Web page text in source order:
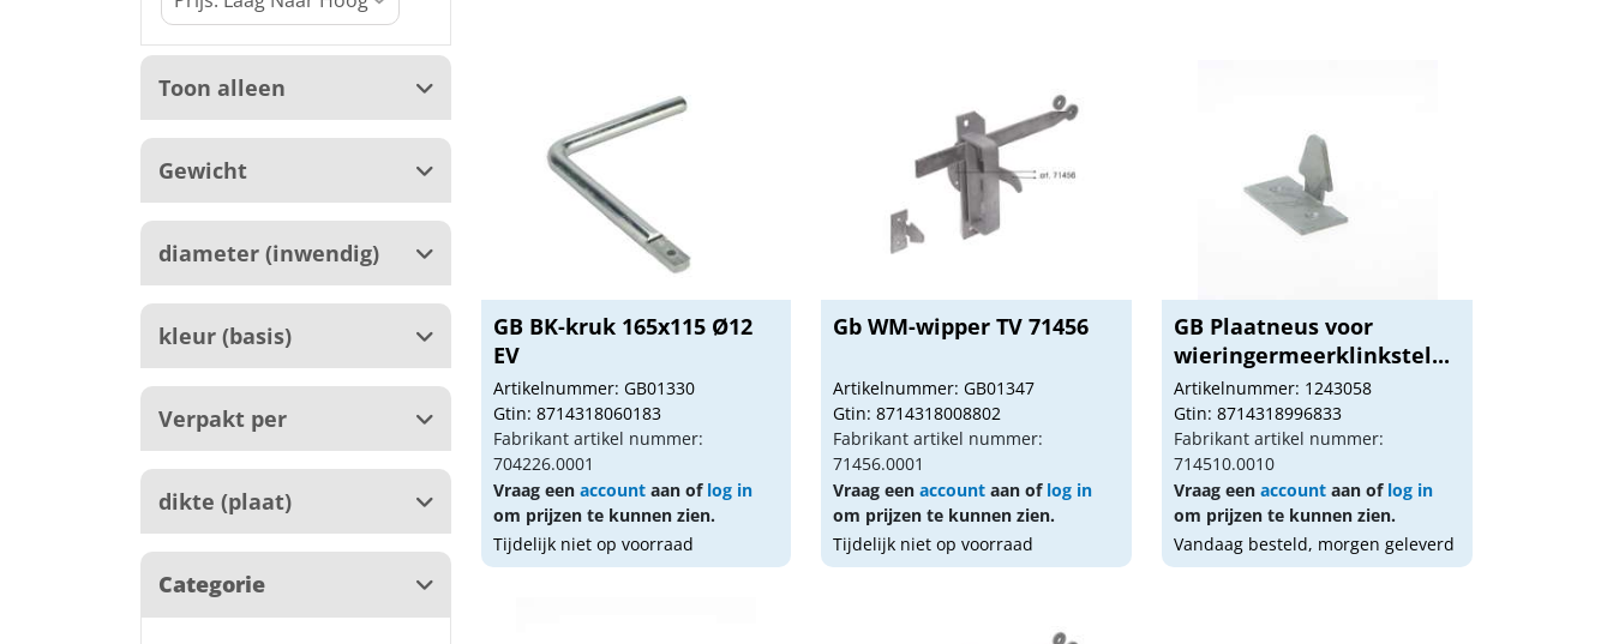
Toon alleen
Gewicht
diameter (inwendig)
kleur (basis)
Verpakt per
dikte (plaat)
Categorie
GB BK-kruk 165x115 Ø12
EV
Artikelnummer: GB01330
Gtin: 8714318060183
Fabrikant artikel nummer:
704226.0001
Vraag een accountaan of log in
om prijzen te kunnen zien.
Tijdelijk niet op voorraad
Gb WM-wipper TV 71456
Artikelnummer: GB01347
Gtin: 8714318008802
Fabrikant artikel nummer:
71456.0001
Vraag eenaccount aan of log in
om prijzen te kunnen zien.
Tijdelijk niet op voorraad
GB Plaatneus voor
wieringermeerklinkstel...
Artikelnummer: 1243058
Gtin: 8714318996833
Fabrikant artikel nummer:
714510.0010
Vraag eenaccount aan of log in
om prijzen te kunnen zien.
Vandaag besteld, morgen geleverd